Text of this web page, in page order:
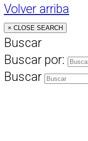
Volver arriba
× CLOSE SEARCH
Buscar
Buscar por:
Buscar